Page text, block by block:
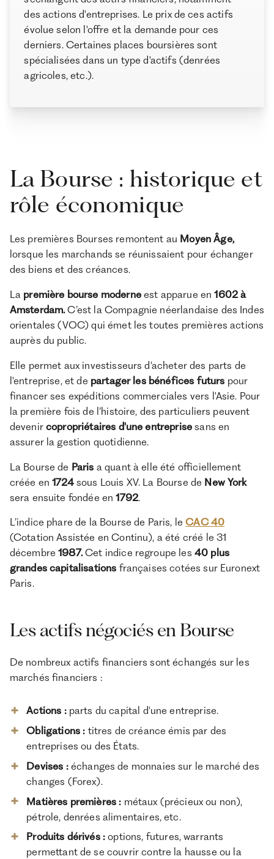
Exemple d’allocation d'actifs selon votre profil de
risque
Les principaux risques de la Bourse
Comment investir en Bourse ?
Ramify est l’alternative digitale à la banque privée.
Pour une clientèle exigeante, nous combinons
expertise patrimoniale, technologie et sélection
rigoureuse des meilleurs produits du marché, dans
une logique de performance à long terme.
des actions d'entreprises. Le prix de ces actifs
évolue selon l'offre et la demande pour ces
derniers. Certaines places boursières sont
spécialisées dans un type d'actifs (denrées
agricoles, etc.).
La Bourse : historique et
rôle économique
Les premières Bourses remontent au Moyen Âge,
lorsque les marchands se réunissaient pour échanger
des biens et des créances.
La première bourse moderne est apparue en1602 à
Amsterdam. C’est la Compagnie néerlandaise des Indes
orientales (VOC) qui émet les toutes premières actions
auprès du public.
Elle permet aux investisseurs d'acheter des parts de
l'entreprise, et de partager les bénéfices futurs pour
financer ses expéditions commerciales vers l'Asie. Pour
la première fois de l’histoire, des particuliers peuvent
devenir copropriétaires d'une entreprise sans en
assurer la gestion quotidienne.
La Bourse de Paris a quant à elle été officiellement
créée en1724sous Louis XV. La Bourse de New York
sera ensuite fondée en1792.
L’indice phare de la Bourse de Paris, leCAC 40
(Cotation Assistée en Continu), a été créé le 31
décembre1987.Cet indice regroupe les 40 plus
grandes capitalisations françaises cotées sur Euronext
Paris.
Les actifs négociés en Bourse
De nombreux actifs financiers sont échangés sur les
marchés financiers :
Actions :parts du capital d'une entreprise.
Obligations : titres de créance émis par des
entreprises ou des États.
Devises :échanges de monnaies sur le marché des
changes (Forex).
Matières premières : métaux (précieux ou non),
pétrole, denrées alimentaires, etc.
Produits dérivés :options, futures, warrants
permettant de se couvrir contre la hausse ou la